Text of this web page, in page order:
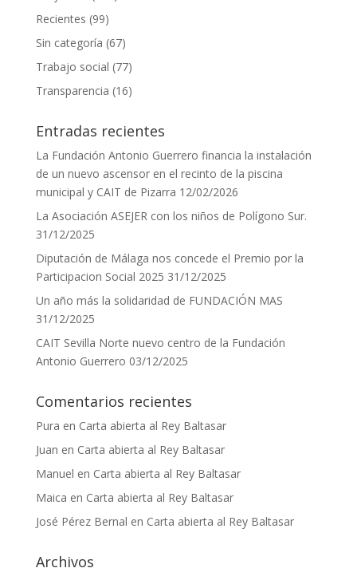
Recientes (99)
Sin categoría (67)
Trabajo social (77)
Transparencia (16)
Entradas recientes
La Fundación Antonio Guerrero financia la instalación
de un nuevo ascensor en el recinto de la piscina
municipal y CAIT de Pizarra 12/02/2026
La Asociación ASEJER con los niños de Polígono Sur.
31/12/2025
Diputación de Málaga nos concede el Premio por la
Participacion Social 2025 31/12/2025
Un año más la solidaridad de FUNDACIÓN MAS
31/12/2025
CAIT Sevilla Norte nuevo centro de la Fundación
Antonio Guerrero 03/12/2025
Comentarios recientes
Pura en Carta abierta al Rey Baltasar
Juan en Carta abierta al Rey Baltasar
Manuel en Carta abierta al Rey Baltasar
Maica en Carta abierta al Rey Baltasar
José Pérez Bernal en Carta abierta al Rey Baltasar
Archivos